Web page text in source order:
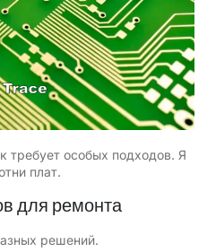
требует особых подходов. Я
плат.
для ремонта
решений.